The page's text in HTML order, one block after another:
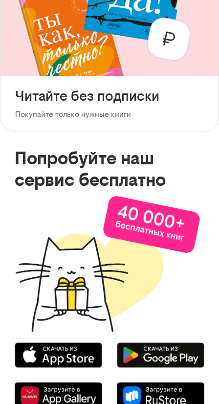
Читайте без подписки
Покупайте только нужные книги
Попробуйте наш
сервис бесплатно